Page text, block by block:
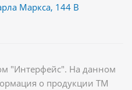
Маркса, 144 В
"Интерфейс". На данном
о продукции ТМ